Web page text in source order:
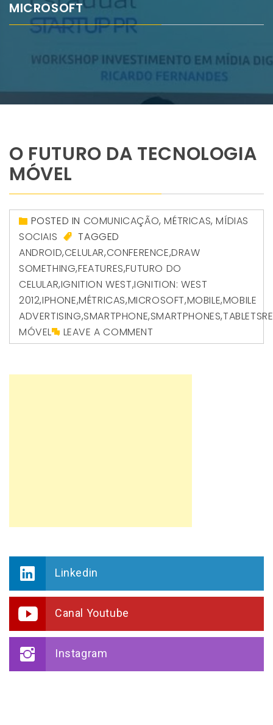
MICROSOFT
O FUTURO DA TECNOLOGIA
MÓVEL
POSTED IN COMUNICAÇÃO,MÉTRICAS,MÍDIAS
SOCIAIS
TAGGED
ANDROID,CELULAR,CONFERENCE,DRAW
SOMETHING,FEATURES,FUTURO DO
CELULAR,IGNITION WEST,IGNITION: WEST
2012,IPHONE,MÉTRICAS,MICROSOFT,MOBILE,MOBILE
ADVERTISING,SMARTPHONE,SMARTPHONES,
MÓVEL
LEAVE A COMMENT
Linkedin
Canal Youtube
Instagram